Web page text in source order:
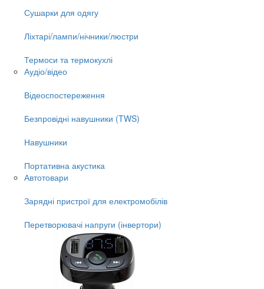
Сушарки для одягу
Ліхтарі/лампи/нічники/люстри
Термоси та термокухлі
Аудіо/відео
Відеоспостереження
Безпровідні навушники (TWS)
Навушники
Портативна акустика
Автотовари
Зарядні пристрої для електромобілів
Перетворювачі напруги (інвертори)